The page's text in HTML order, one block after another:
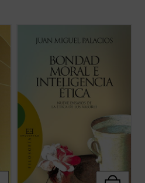
los valores y la ética fundada en ellos
habla tan sólo de valores bursátiles. Ahora
también los pedagogos ensayan desde sus
tarimas la educación en valores, ...